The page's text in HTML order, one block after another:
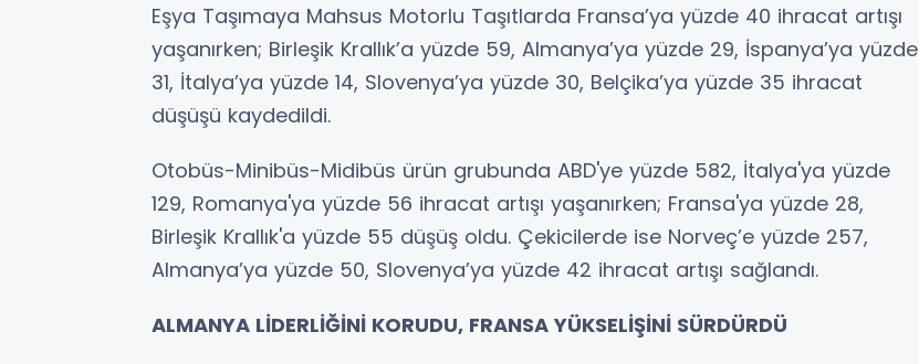
Eşya Taşımaya Mahsus Motorlu Taşıtlarda Fransa’ya yüzde 40 ihracat artışı
yaşanırken; Birleşik Krallık’a yüzde 59, Almanya’ya yüzde 29, İspanya’ya yüzde
31, İtalya’ya yüzde 14, Slovenya’ya yüzde 30, Belçika’ya yüzde 35 ihracat
düşüşü kaydedildi.
Otobüs-Minibüs-Midibüs ürün grubunda ABD'ye yüzde 582, İtalya'ya yüzde
129, Romanya'ya yüzde 56 ihracat artışı yaşanırken; Fransa'ya yüzde 28,
Birleşik Krallık'a yüzde 55 düşüş oldu. Çekicilerde ise Norveç’e yüzde 257,
Almanya’ya yüzde 50, Slovenya’ya yüzde 42 ihracat artışı sağlandı.
ALMANYA LİDERLİĞİNİ KORUDU, FRANSA YÜKSELİŞİNİ SÜRDÜRDÜ